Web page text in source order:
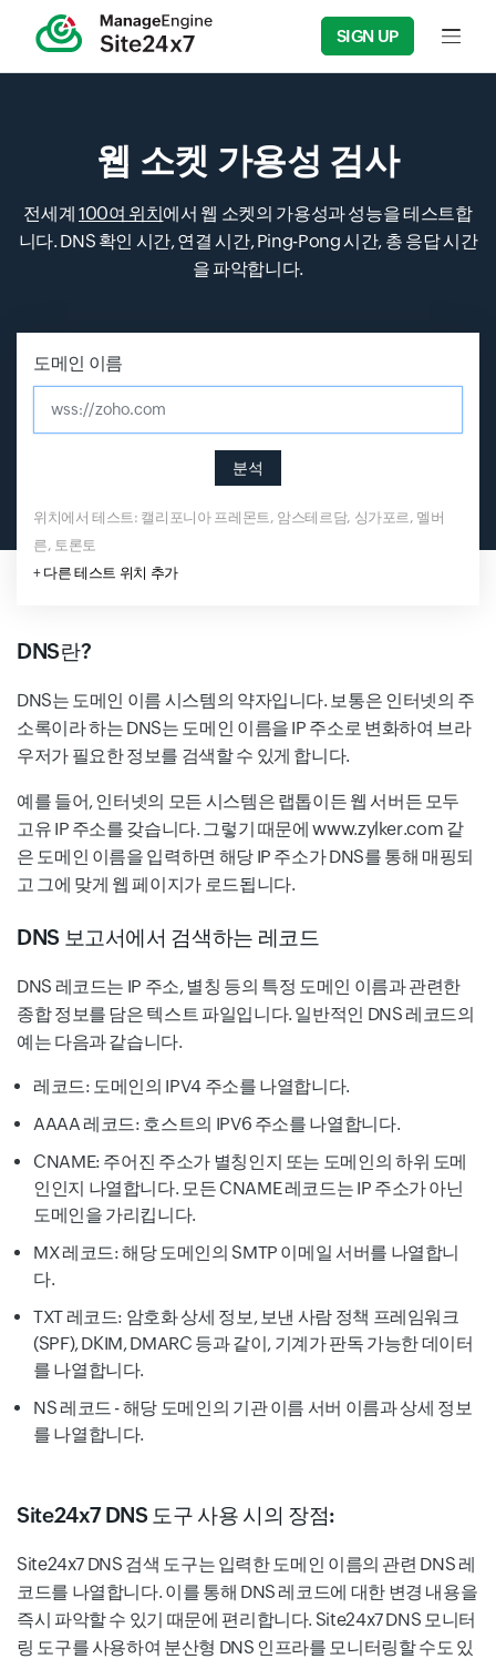
SIGN UP Input
웹 소켓 가용성 검사
전세계 100여 위치에서 웹 소켓의 가용성과 성능을 테스트합
니다. DNS 확인 시간, 연결 시간, Ping-Pong 시간, 총 응답 시간
을 파악합니다.
Input field
Input field
Input field
Input field
도메인 이름
분석
위치에서 테스트: 캘리포니아 프레몬트, 암스테르담, 싱가포르, 멜버
른, 토론토
+ 다른 테스트 위치 추가
DNS란?
DNS는 도메인 이름 시스템의 약자입니다. 보통은 인터넷의 주
소록이라 하는 DNS는 도메인 이름을 IP 주소로 변화하여 브라
우저가 필요한 정보를 검색할 수 있게 합니다.
예를 들어, 인터넷의 모든 시스템은 랩톱이든 웹 서버든 모두
고유 IP 주소를 갖습니다. 그렇기 때문에 www.zylker.com 같
은 도메인 이름을 입력하면 해당 IP 주소가 DNS를 통해 매핑되
고 그에 맞게 웹 페이지가 로드됩니다.
DNS 보고서에서 검색하는 레코드
DNS 레코드는 IP 주소, 별칭 등의 특정 도메인 이름과 관련한
종합 정보를 담은 텍스트 파일입니다. 일반적인 DNS 레코드의
예는 다음과 같습니다.
레코드: 도메인의 IPV4 주소를 나열합니다.
AAAA 레코드: 호스트의 IPV6 주소를 나열합니다.
CNAME: 주어진 주소가 별칭인지 또는 도메인의 하위 도메
인인지 나열합니다. 모든 CNAME 레코드는 IP 주소가 아닌
도메인을 가리킵니다.
MX 레코드: 해당 도메인의 SMTP 이메일 서버를 나열합니
다.
TXT 레코드: 암호화 상세 정보, 보낸 사람 정책 프레임워크
(SPF), DKIM, DMARC 등과 같이, 기계가 판독 가능한 데이터
를 나열합니다.
NS 레코드 - 해당 도메인의 기관 이름 서버 이름과 상세 정보
를 나열합니다.
Site24x7 DNS 도구 사용 시의 장점:
Site24x7 DNS 검색 도구는 입력한 도메인 이름의 관련 DNS 레
코드를 나열합니다. 이를 통해 DNS 레코드에 대한 변경 내용을
즉시 파악할 수 있기 때문에 편리합니다. Site24x7 DNS 모니터
링 도구를 사용하여 분산형 DNS 인프라를 모니터링할 수도 있